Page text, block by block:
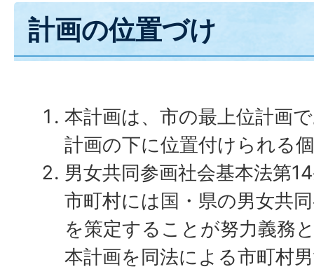
計画の位置づけ
本計画は、市の最上位計画
計画の下に位置付けられる
男女共同参画社会基本法第
市町村には国・県の男女共
を策定することが努力義務
本計画を同法による市町村